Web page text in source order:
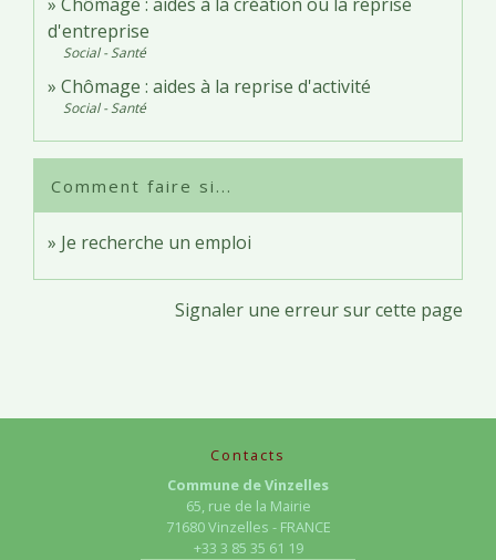
Chômage : aides à la création ou la reprise
d'entreprise
Social - Santé
Chômage : aides à la reprise d'activité
Social - Santé
Comment faire si...
Je recherche un emploi
Signaler une erreur sur cette page
Contacts
Commune de Vinzelles
65, rue de la Mairie
71680 Vinzelles - FRANCE
+33 3 85 35 61 19